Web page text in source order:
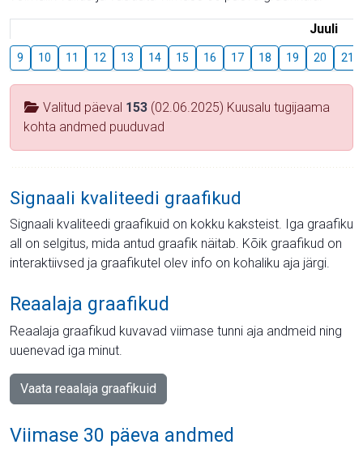
Juuli
9 10 11 12 13 14 15 16 17 18 19 20 21
Valitud päeval 153 (02.06.2025) Kuusalu tugijaama
kohta andmed puuduvad
Signaali kvaliteedi graafikud
Signaali kvaliteedi graafikuid on kokku kaksteist. Iga graafiku
all on selgitus, mida antud graafik näitab. Kõik graafikud on
interaktiivsed ja graafikutel olev info on kohaliku aja järgi.
Reaalaja graafikud
Reaalaja graafikud kuvavad viimase tunni aja andmeid ning
uuenevad iga minut.
Vaata reaalaja graafikuid
Viimase 30 päeva andmed